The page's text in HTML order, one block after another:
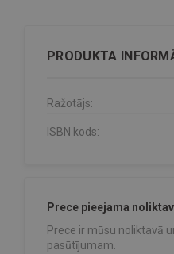
PRODUKTA
Ražotājs:
ISBN kods:
Prece pieejama
Prece ir mūsu noliktavā
pasūtījumam.